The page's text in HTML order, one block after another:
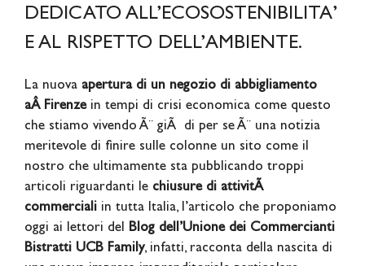
DEDICATO ALL’ECOSOSTENIBILITA’
E AL RISPETTO DELL’AMBIENTE.
La nuova apertura di un negozio di abbigliamento
aÂ Firenzein tempi di crisi economica come questo
che stiamo vivendo Ã¨ giÃ di per se Ã¨ una notizia
meritevole di finire sulle colonne un sito come il
nostro che ultimamente sta pubblicando troppi
articoli riguardanti le chiusure di attivitÃ
commerciali in tutta Italia, l’articolo che proponiamo
oggi ai lettori del Blog dell’Unione dei Commercianti
Bistratti UCB Family, infatti, racconta della nascita di